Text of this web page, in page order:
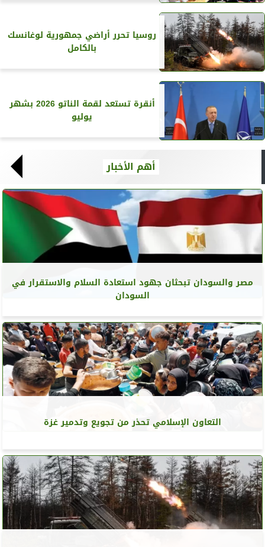
روسيا تحرر أراضي جمهورية لوغانسك
بالكامل
أنقرة تستعد لقمة الناتو 2026 بشهر
يوليو
أهم الأخبار
مصر والسودان تبحثان جهود استعادة السلام والاستقرار في
السودان
التعاون الإسلامي تحذر من تجويع وتدمير غزة